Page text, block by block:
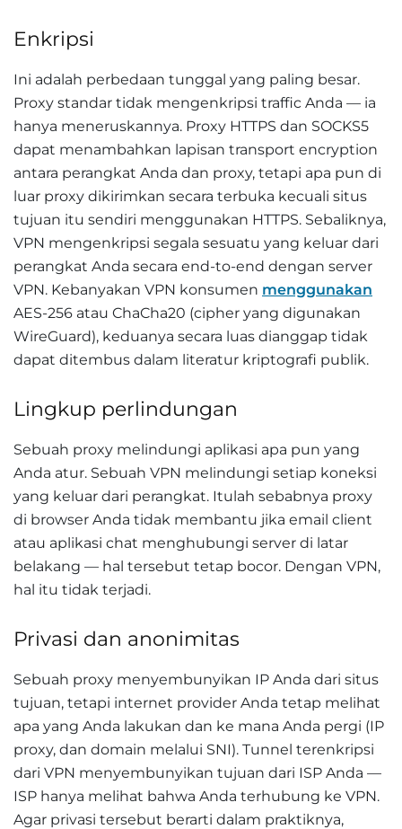
Enkripsi
Ini adalah perbedaan tunggal yang paling besar.
Proxy standar tidak mengenkripsi traffic Anda — ia
hanya meneruskannya. Proxy HTTPS dan SOCKS5
dapat menambahkan lapisan transport encryption
antara perangkat Anda dan proxy, tetapi apa pun di
luar proxy dikirimkan secara terbuka kecuali situs
tujuan itu sendiri menggunakan HTTPS. Sebaliknya,
VPN mengenkripsi segala sesuatu yang keluar dari
perangkat Anda secara end-to-end dengan server
VPN. Kebanyakan VPN konsumen menggunakan
AES-256 atau ChaCha20 (cipher yang digunakan
WireGuard), keduanya secara luas dianggap tidak
dapat ditembus dalam literatur kriptografi publik.
Lingkup perlindungan
Sebuah proxy melindungi aplikasi apa pun yang
Anda atur. Sebuah VPN melindungi setiap koneksi
yang keluar dari perangkat. Itulah sebabnya proxy
di browser Anda tidak membantu jika email client
atau aplikasi chat menghubungi server di latar
belakang — hal tersebut tetap bocor. Dengan VPN,
hal itu tidak terjadi.
Privasi dan anonimitas
Sebuah proxy menyembunyikan IP Anda dari situs
tujuan, tetapi internet provider Anda tetap melihat
apa yang Anda lakukan dan ke mana Anda pergi (IP
proxy, dan domain melalui SNI). Tunnel terenkripsi
dari VPN menyembunyikan tujuan dari ISP Anda —
ISP hanya melihat bahwa Anda terhubung ke VPN.
Agar privasi tersebut berarti dalam praktiknya,